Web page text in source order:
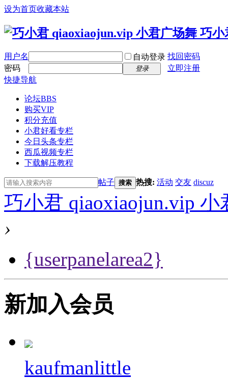
设为首页收藏本站
用户名 自动登录 找回密码
密码
登录
立即注册
快捷导航
论坛BBS
购买VIP
积分充值
小君好看专栏
今日头条专栏
西瓜视频专栏
下载解压教程
帖子 搜索 热搜: 活动 交友 discuz
巧小君 qiaoxiaojun.vip
›
{userpanelarea2}
新加入会员
kaufmanlittle